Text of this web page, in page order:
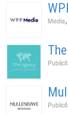
Media,